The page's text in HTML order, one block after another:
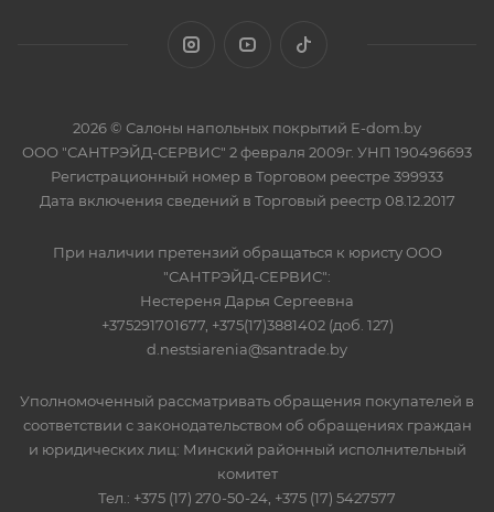
2026 © Салоны напольных покрытий E-dom.by
ООО "САНТРЭЙД-СЕРВИС" 2 февраля 2009г. УНП 190496693
Регистрационный номер в Торговом реестре 399933
Дата включения сведений в Торговый реестр 08.12.2017
При наличии претензий обращаться к юристу ООО
"САНТРЭЙД-СЕРВИС":
Нестереня Дарья Сергеевна
+375291701677, +375(17)3881402 (доб. 127)
d.nestsiarenia@santrade.by
Уполномоченный рассматривать обращения покупателей в
соответствии с законодательством об обращениях граждан
и юридических лиц: Минский районный исполнительный
комитет
Тел.: +375 (17) 270-50-24, +375 (17) 5427577